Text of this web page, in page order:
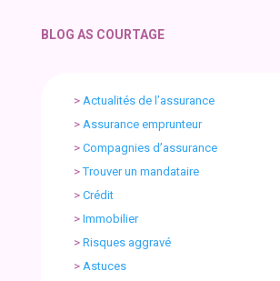
BLOG AS COURTAGE
> Actualités de l’assurance
> Assurance emprunteur
> Compagnies d’assurance
>Trouver un mandataire
> Crédit
> Immobilier
> Risques aggravé
> Astuces